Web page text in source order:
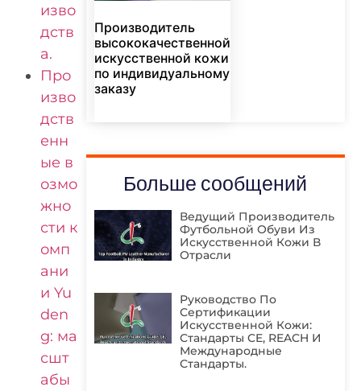
изво
дств
а.
Про
изво
дств
енн
ые в
озмо
жно
сти к
омп
ани
и Yu
den
g: ма
сшт
абы
Производитель
высококачественной
искусственной кожи
по индивидуальному
заказу
Больше сообщений
Ведущий Производитель
Футбольной Обуви Из
Искусственной Кожи В
Отрасли
Руководство По
Сертификации
Искусственной Кожи:
Стандарты CE, REACH И
Международные
Стандарты.